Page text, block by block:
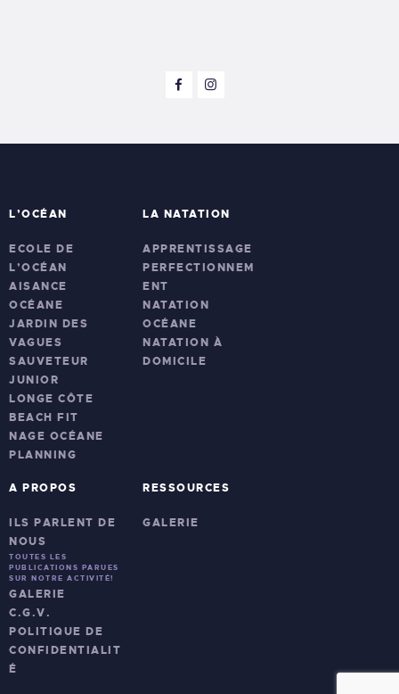
L’OCÉAN
ECOLE DE
L’OCÉAN
AISANCE
OCÉANE
JARDIN DES
VAGUES
SAUVETEUR
JUNIOR
LONGE CÔTE
BEACH FIT
NAGE OCÉANE
PLANNING
LA NATATION
APPRENTISSAGE
PERFECTIONNEM
ENT
NATATION
OCÉANE
NATATION À
DOMICILE
A PROPOS
ILS PARLENT DE
NOUS
TOUTES LES
PUBLICATIONS PARUES
SUR NOTRE ACTIVITÉ!
GALERIE
C.G.V.
POLITIQUE DE
CONFIDENTIALIT
É
RESSOURCES
GALERIE